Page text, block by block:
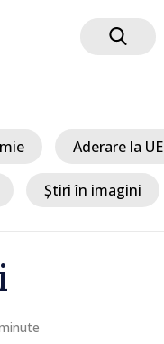
Aderare la UE
Știri în imagini